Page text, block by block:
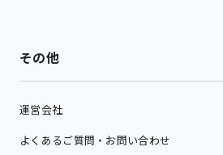
その他
運営会社
よくあるご質問・お問い合わせ